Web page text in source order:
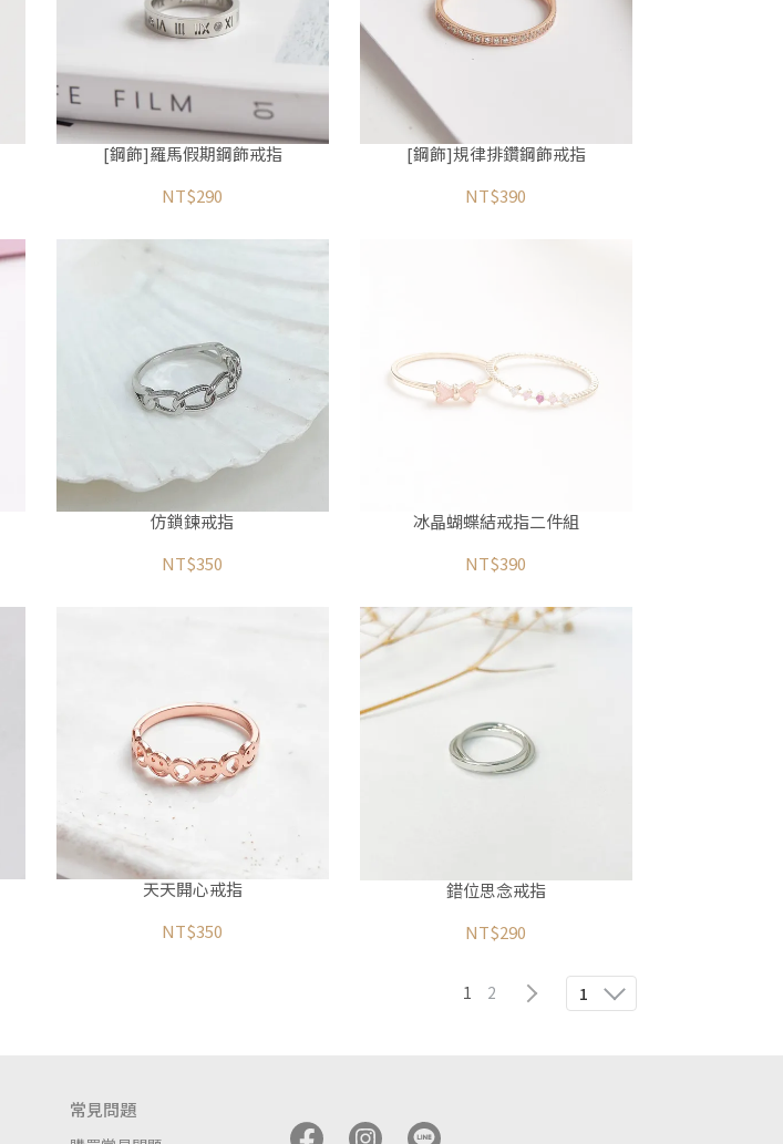
[鋼飾]羅馬假期鋼飾戒指
NT$290
[鋼飾]規律排鑽鋼飾戒指
NT$390
仿鎖鍊戒指
NT$350
冰晶蝴蝶結戒指二件組
NT$390
天天開心戒指
NT$350
錯位思念戒指
NT$290
1 2 1
常見問題